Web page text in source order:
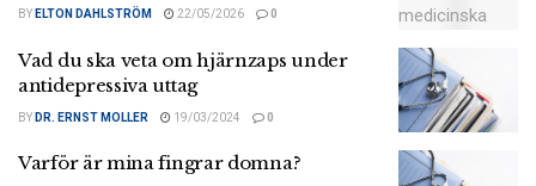
BY ELTON DAHLSTRÖM 22/05/2026 0
Vad du ska veta om hjärnzaps under
antidepressiva uttag
BY DR. ERNST MOLLER 19/03/2024 0
Varför är mina fingrar domna?